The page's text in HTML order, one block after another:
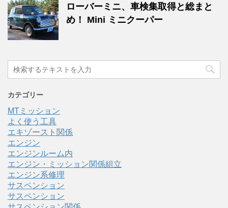
ローバーミニ、車検集取得と総まと
め！ Mini ミニクーパー
カテゴリー
MTミッション
よく使う工具
エキゾースト関係
エンジン
エンジンルーム内
エンジン・ミッション関係組立
エンジン系修理
サスペンション
サスペンション